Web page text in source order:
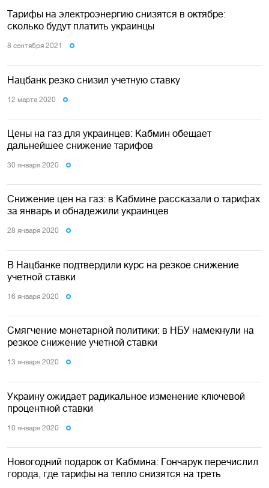
Тарифы на электроэнергию снизятся в октябре:
сколько будут платить украинцы
8 сентября 2021
Нацбанк резко снизил учетную ставку
12 марта 2020
Цены на газ для украинцев: Кабмин обещает
дальнейшее снижение тарифов
30 января 2020
Снижение цен на газ: в Кабмине рассказали о тарифах
за январь и обнадежили украинцев
28 января 2020
В Нацбанке подтвердили курс на резкое снижение
учетной ставки
16 января 2020
Смягчение монетарной политики: в НБУ намекнули на
резкое снижение учетной ставки
13 января 2020
Украину ожидает радикальное изменение ключевой
процентной ставки
10 января 2020
Новогодний подарок от Кабмина: Гончарук перечислил
города, где тарифы на тепло снизятся на треть